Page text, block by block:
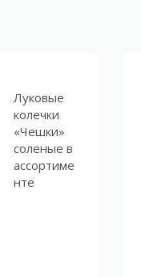
Луковые
колечки
«Чешки»
соленые в
ассортиме
нте